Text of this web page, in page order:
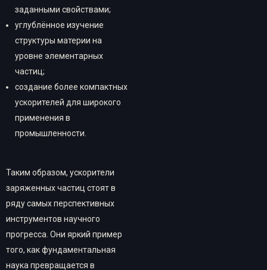
заданными свойствами;
углублённое изучение
структуры материи на
уровне элементарных
частиц;
создание более компактных
ускорителей для широкого
применения в
промышленности.
Таким образом, ускорители
заряженных частиц стоят в
ряду самых перспективных
инструментов научного
прогресса. Они яркий пример
того, как фундаментальная
наука превращается в